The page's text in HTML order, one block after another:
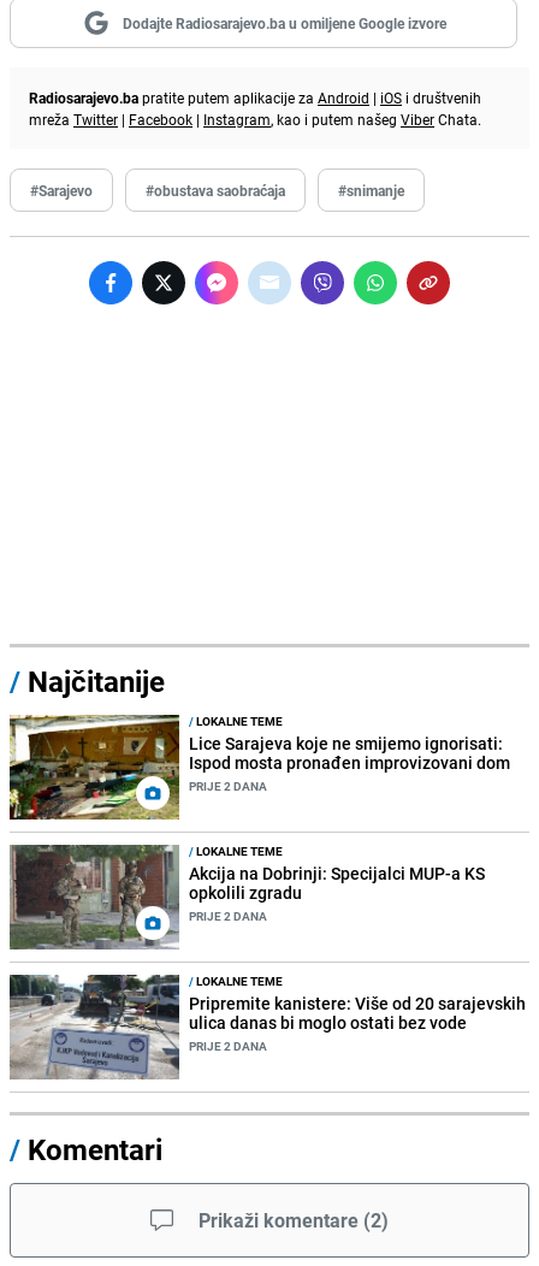
Dodajte Radiosarajevo.ba u omiljene Google izvore
Radiosarajevo.bapratite putem aplikacije za Android | iOS i društvenih
mreža Twitter | Facebook | Instagram, kao i putem našeg ViberChata.
#Sarajevo #obustava saobraćaja #snimanje
/ Najčitanije
/LOKALNE TEME
Lice Sarajeva koje ne smijemo ignorisati:
Ispod mosta pronađen improvizovani dom
PRIJE 2 DANA
/LOKALNE TEME
Akcija na Dobrinji: Specijalci MUP-a KS
opkolili zgradu
PRIJE 2 DANA
/LOKALNE TEME
Pripremite kanistere: Više od 20 sarajevskih
ulica danas bi moglo ostati bez vode
PRIJE 2 DANA
/ Komentari
Prikaži komentare (2)